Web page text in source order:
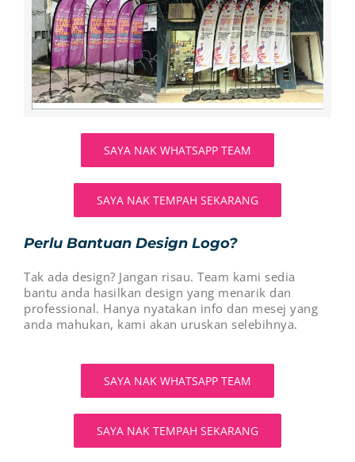
SAYA NAK WHATSAPP TEAM
SAYA NAK TEMPAH SEKARANG
Perlu Bantuan Design Logo?
Tak ada design? Jangan risau. Team kami sedia
bantu anda hasilkan design yang menarik dan
professional. Hanya nyatakan info dan mesej yang
anda mahukan, kami akan uruskan selebihnya.
SAYA NAK WHATSAPP TEAM
SAYA NAK TEMPAH SEKARANG